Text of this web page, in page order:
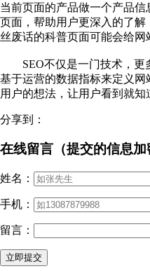
当前页面的产品做一个产品
页面，帮助用户更深入的了
丝废话的科普页面可能会给网
SEO不仅是一门技术，更
基于运营的数据指标来定义
用户的想法，让用户看到就知
分享到：
在线留言（提交的信息加
姓名：
手机：
留言：